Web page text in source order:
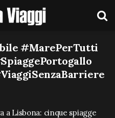
#MarePerTutti
a Lisbona: cinque spiagge